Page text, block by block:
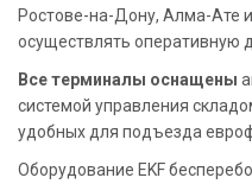
Ростове-на-Дону, Алма-Ате
осуществлять оперативную
Все терминалы оснащены
системой управления
удобных для подъезда
Оборудование EKF